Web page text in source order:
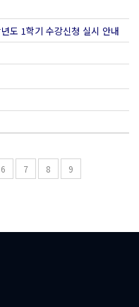
도 1학기 수강신청 실시 안내
6 7 8 9